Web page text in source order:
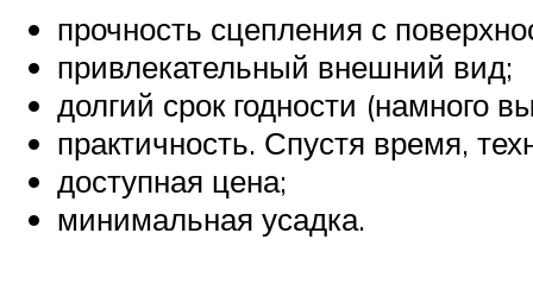
прочность сцепления с
привлекательный внешний вид;
долгий срок годности (намного
практичность. Спустя время,
доступная цена;
минимальная усадка.